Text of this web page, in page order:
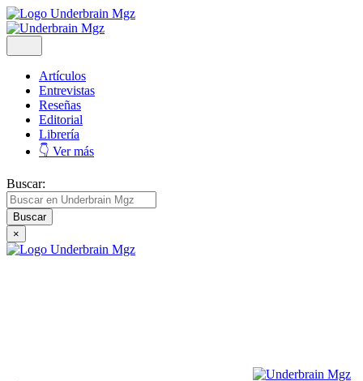
Artículos
Entrevistas
Reseñas
Editorial
Librería
👇 Ver más
Buscar:
×